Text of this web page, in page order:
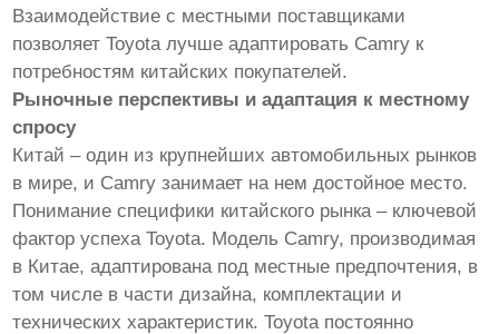
Взаимодействие с местными поставщиками
позволяет Toyota лучше адаптировать Camry к
потребностям китайских покупателей.
Рыночные перспективы и адаптация к местному
спросу
Китай – один из крупнейших автомобильных рынков
в мире, и Camry занимает на нем достойное место.
Понимание специфики китайского рынка – ключевой
фактор успеха Toyota. Модель Camry, производимая
в Китае, адаптирована под местные предпочтения, в
том числе в части дизайна, комплектации и
технических характеристик. Toyota постоянно